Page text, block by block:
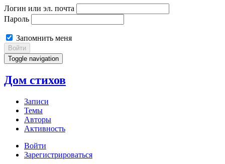
Логин или эл. почта
Пароль
Запомнить меня
Войти
Toggle navigation
Дом стихов
Записи
Темы
Авторы
Активность
Войти
Зарегистрироваться